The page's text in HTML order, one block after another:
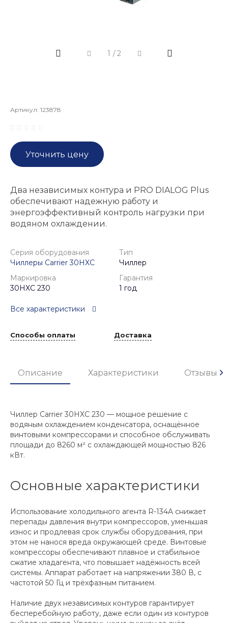
1 /2
Артикул: 123878
Уточнить цену
Два независимых контура и PRO DIALOG Plus
обеспечивают надежную работу и
энергоэффективный контроль нагрузки при
водяном охлаждении.
Серия оборудования
Чиллеры Carrier 30HXC
Тип
Чиллер
Маркировка
30HXC 230
Гарантия
1 год
Все характеристики
Способы оплаты Доставка
Описание Характеристики Отзывы
Чиллер Carrier 30HXC 230 — мощное решение с
водяным охлаждением конденсатора, оснащённое
винтовыми компрессорами и способное обслуживать
площади до 8260 м² с охлаждающей мощностью 826
кВт.
Основные характеристики
Использование холодильного агента R-134A снижает
перепады давления внутри компрессоров, уменьшая
износ и продлевая срок службы оборудования, при
этом не нанося вреда окружающей среде. Винтовые
компрессоры обеспечивают плавное и стабильное
сжатие хладагента, что повышает надёжность всей
системы. Аппарат работает на напряжении 380 В, с
частотой 50 Гц и трёхфазным питанием.
Наличие двух независимых контуров гарантирует
бесперебойную работу, даже если один из контуров